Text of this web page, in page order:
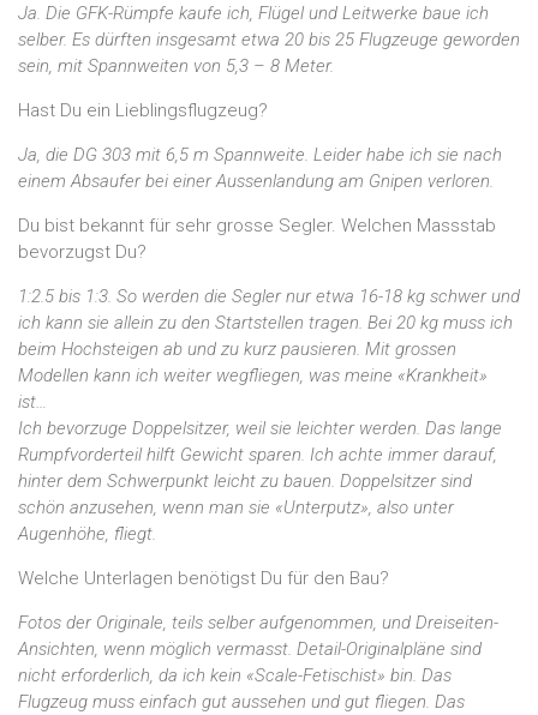
Ja. Die GFK-Rümpfe kaufe ich, Flügel und Leitwerke baue ich
selber. Es dürften insgesamt etwa 20 bis 25 Flugzeuge geworden
sein, mit Spannweiten von 5,3 – 8 Meter.
Hast Du ein Lieblingsflugzeug?
Ja, die DG 303 mit 6,5 m Spannweite. Leider habe ich sie nach
einem Absaufer bei einer Aussenlandung am Gnipen verloren.
Du bist bekannt für sehr grosse Segler. Welchen Massstab
bevorzugst Du?
1:2.5 bis 1:3. So werden die Segler nur etwa 16-18 kg schwer und
ich kann sie allein zu den Startstellen tragen. Bei 20 kg muss ich
beim Hochsteigen ab und zu kurz pausieren. Mit grossen
Modellen kann ich weiter wegfliegen, was meine «Krankheit»
ist…
Ich bevorzuge Doppelsitzer, weil sie leichter werden. Das lange
Rumpfvorderteil hilft Gewicht sparen. Ich achte immer darauf,
hinter dem Schwerpunkt leicht zu bauen. Doppelsitzer sind
schön anzusehen, wenn man sie «Unterputz», also unter
Augenhöhe, fliegt.
Welche Unterlagen benötigst Du für den Bau?
Fotos der Originale, teils selber aufgenommen, und Dreiseiten-
Ansichten, wenn möglich vermasst. Detail-Originalpläne sind
nicht erforderlich, da ich kein «Scale-Fetischist» bin. Das
Flugzeug muss einfach gut aussehen und gut fliegen. Das